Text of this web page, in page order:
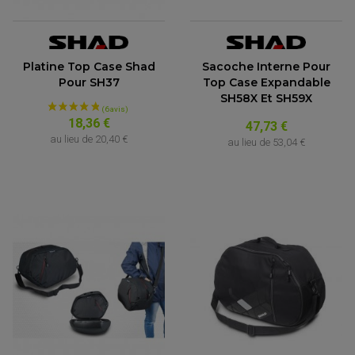
Platine Top Case Shad
Pour SH37
18,36 €
au lieu de 20,40 €
Sacoche Interne Pour
Top Case Expandable
SH58X Et SH59X
47,73 €
au lieu de 53,04 €